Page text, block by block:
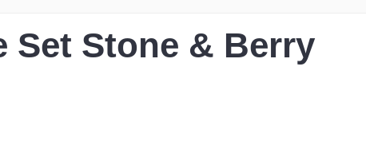
Set Stone & Berry